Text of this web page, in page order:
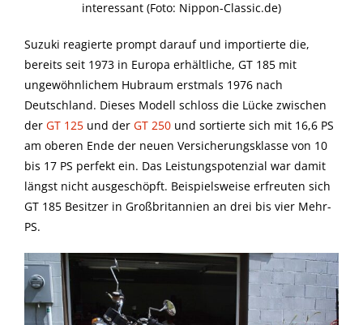
interessant (Foto: Nippon-Classic.de)
Suzuki reagierte prompt darauf und importierte die,
bereits seit 1973 in Europa erhältliche, GT 185 mit
ungewöhnlichem Hubraum erstmals 1976 nach
Deutschland. Dieses Modell schloss die Lücke zwischen
der GT 125 und der GT 250 und sortierte sich mit 16,6 PS
am oberen Ende der neuen Versicherungsklasse von 10
bis 17 PS perfekt ein. Das Leistungspotenzial war damit
längst nicht ausgeschöpft. Beispielsweise erfreuten sich
GT 185 Besitzer in Großbritannien an drei bis vier Mehr-
PS.